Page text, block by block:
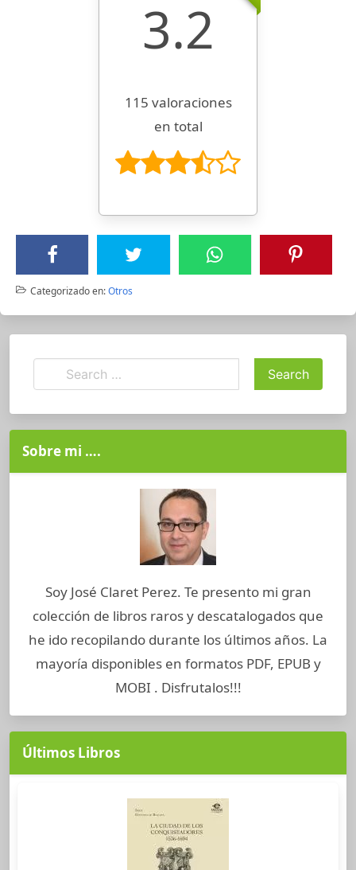
3.2
115 valoraciones
en total
Categorizado en:Otros
Sobre mi ….
Soy José Claret Perez. Te presento mi gran
colección de libros raros y descatalogados que
he ido recopilando durante los últimos años. La
mayoría disponibles en formatos PDF, EPUB y
MOBI . Disfrutalos!!!
Últimos Libros